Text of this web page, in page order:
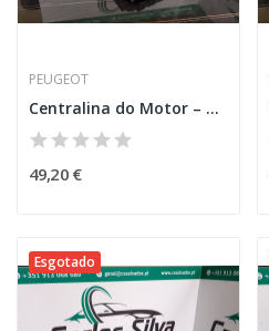
PEUGEOT
Centralina do Motor – PEUGEOT 207 (WA_, WC_)
49,20 €
Esgotado